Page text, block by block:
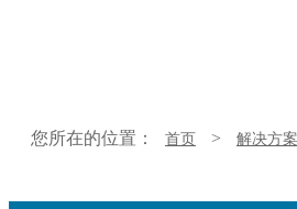
您所在的位置： 首页 > 解决方案